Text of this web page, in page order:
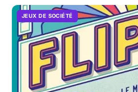
JEUX DE SOCIÉTÉ